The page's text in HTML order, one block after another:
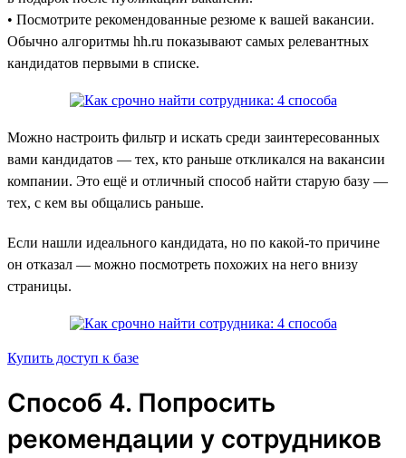
• Посмотрите рекомендованные резюме к вашей вакансии.
Обычно алгоритмы hh.ru показывают самых релевантных
кандидатов первыми в списке.
Можно настроить фильтр и искать среди заинтересованных
вами кандидатов — тех, кто раньше откликался на вакансии
компании. Это ещё и отличный способ найти старую базу —
тех, с кем вы общались раньше.
Если нашли идеального кандидата, но по какой-то причине
он отказал — можно посмотреть похожих на него внизу
страницы.
Купить доступ к базе
Способ 4. Попросить
рекомендации у сотрудников